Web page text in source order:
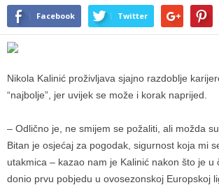
Facebook Twitter
Nikola Kalinić proživljava sjajno razdoblje
“najbolje”, jer uvijek se može i korak naprijed.
– Odlično je, ne smijem se požaliti, ali možda
Bitan je osjećaj za pogodak, sigurnost koja mi
utakmica – kazao nam je Kalinić nakon što je u
donio prvu pobjedu u ovosezonskoj Europskoj